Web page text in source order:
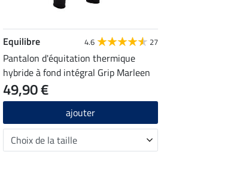
Equilibre 4.6 27
Pantalon d'équitation thermique
hybride à fond intégral Grip Marleen
49,90 €
ajouter